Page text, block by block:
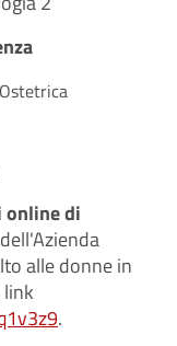
online di
dell'Azienda
alle donne in
.